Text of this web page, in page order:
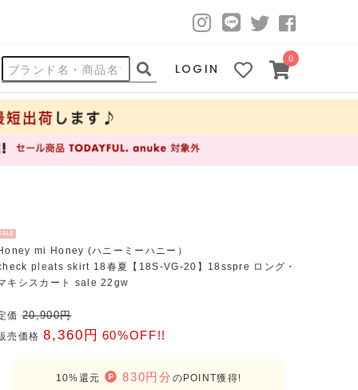
LOGIN
0
mi Honey (ハニーミーハニー）
pleats skirt 18春夏【18S-VG-20】18sspre ロング・
キシスカート sale 22gw
価 20,900円
売価格 8,360円 60%OFF!!
10%還元 830円分 のPOINT獲得!